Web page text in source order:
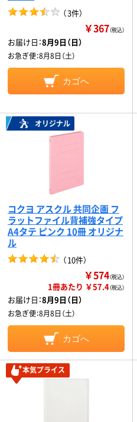
（3件）
￥367（税込）
お届け日：8月9日（日）
お急ぎ便：8月8日（土）
カゴへ
オリジナル
コクヨ アスクル 共同企画 フ
ラットファイル背補強タイプ
A4タテ ピンク 10冊 オリジナ
ル
（10件）
￥574（税込）
1冊あたり ￥57.4（税込）
お届け日：8月9日（日）
お急ぎ便：8月8日（土）
カゴへ
本気プライス